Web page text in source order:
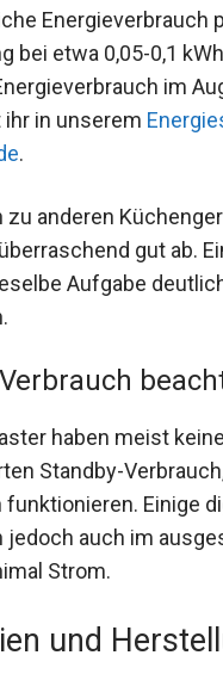
Energieverbrauch
bei etwa 0,05-0,1
im
ihr in unserem
.
zu anderen
gut ab.
Aufgabe
haben meist
Standby-
Einige
jedoch auch im
Strom.
und